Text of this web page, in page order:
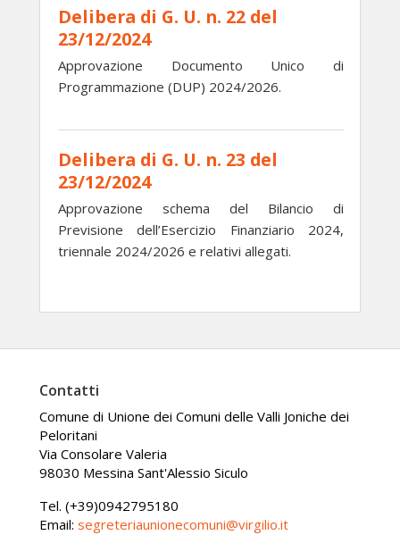
Delibera di G. U. n. 22 del
23/12/2024
Approvazione Documento Unico di
Programmazione (DUP) 2024/2026.
Delibera di G. U. n. 23 del
23/12/2024
Approvazione schema del Bilancio di
Previsione dell’Esercizio Finanziario 2024,
triennale 2024/2026 e relativi allegati.
Contatti
Comune di Unione dei Comuni delle Valli Joniche dei
Peloritani
Via Consolare Valeria
98030 Messina Sant'Alessio Siculo
Tel. (+39)0942795180
Email: segreteriaunionecomuni@virgilio.it